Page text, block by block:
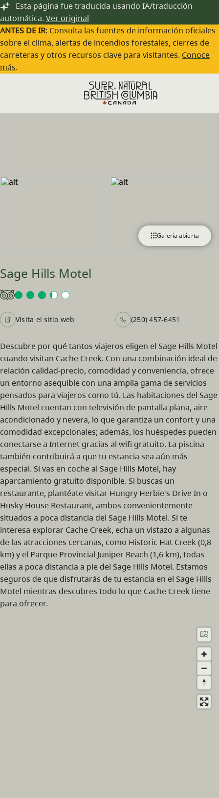
Saltar al contenido principal
Esta página fue traducida usando IA/traducción
automática. Ver original
ANTES DE IR: Consulta las fuentes de información oficiales
sobre el clima, alertas de incendios forestales, cierres de
carreteras y otros recursos clave para visitantes. Conoce
más.
Galería abierta
Sage Hills Motel
Visita el sitio web (250) 457-6451
Descubre por qué tantos viajeros eligen el Sage Hills Motel
cuando visitan Cache Creek. Con una combinación ideal de
relación calidad-precio, comodidad y conveniencia, ofrece
un entorno asequible con una amplia gama de servicios
pensados para viajeros como tú. Las habitaciones del Sage
Hills Motel cuentan con televisión de pantalla plana, aire
acondicionado y nevera, lo que garantiza un confort y una
comodidad excepcionales; además, los huéspedes pueden
conectarse a Internet gracias al wifi gratuito. La piscina
también contribuirá a que tu estancia sea aún más
especial. Si vas en coche al Sage Hills Motel, hay
aparcamiento gratuito disponible. Si buscas un
restaurante, plantéate visitar Hungry Herbie's Drive In o
Husky House Restaurant, ambos convenientemente
situados a poca distancia del Sage Hills Motel. Si te
interesa explorar Cache Creek, echa un vistazo a algunas
de las atracciones cercanas, como Historic Hat Creek (0,8
km) y el Parque Provincial Juniper Beach (1,6 km), todas
ellas a poca distancia a pie del Sage Hills Motel. Estamos
seguros de que disfrutarás de tu estancia en el Sage Hills
Motel mientras descubres todo lo que Cache Creek tiene
para ofrecer.